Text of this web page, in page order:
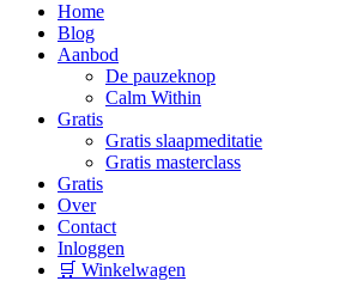
Home
Blog
Aanbod
De pauzeknop
Calm Within
Gratis
Gratis slaapmeditatie
Gratis masterclass
Gratis
Over
Contact
Inloggen
🛒 Winkelwagen